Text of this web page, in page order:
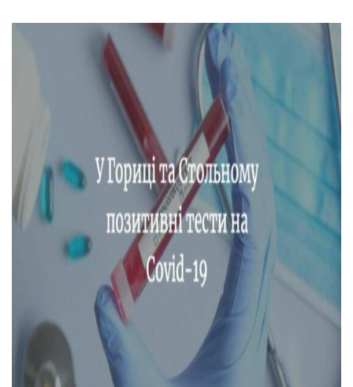
Тендери
Довідник
Контакти
Рекламні прайси
Підтримати «місцевих»